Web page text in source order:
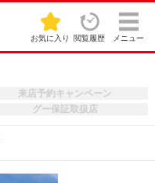
お気に入り 閲覧履歴 メニュー
来店予約キャンペーン
グー保証取扱店